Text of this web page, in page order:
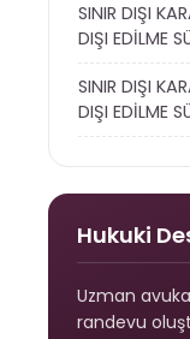
SINIR DIŞI
DIŞI EDİLME
SINIR DIŞI
DIŞI EDİLME
Hukuki
Uzman
randevu